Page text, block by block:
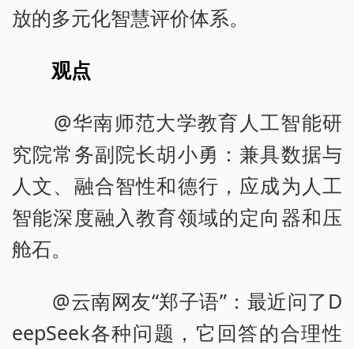
放的多元化智慧评价体系。
观点
@华南师范大学教育人工智能研
究院常务副院长胡小勇：兼具数据与
人文、融合智性和德行，应成为人工
智能深度融入教育领域的定向器和压
舱石。
@云南网友“郑子语”：最近问了D
eepSeek各种问题，它回答的合理性